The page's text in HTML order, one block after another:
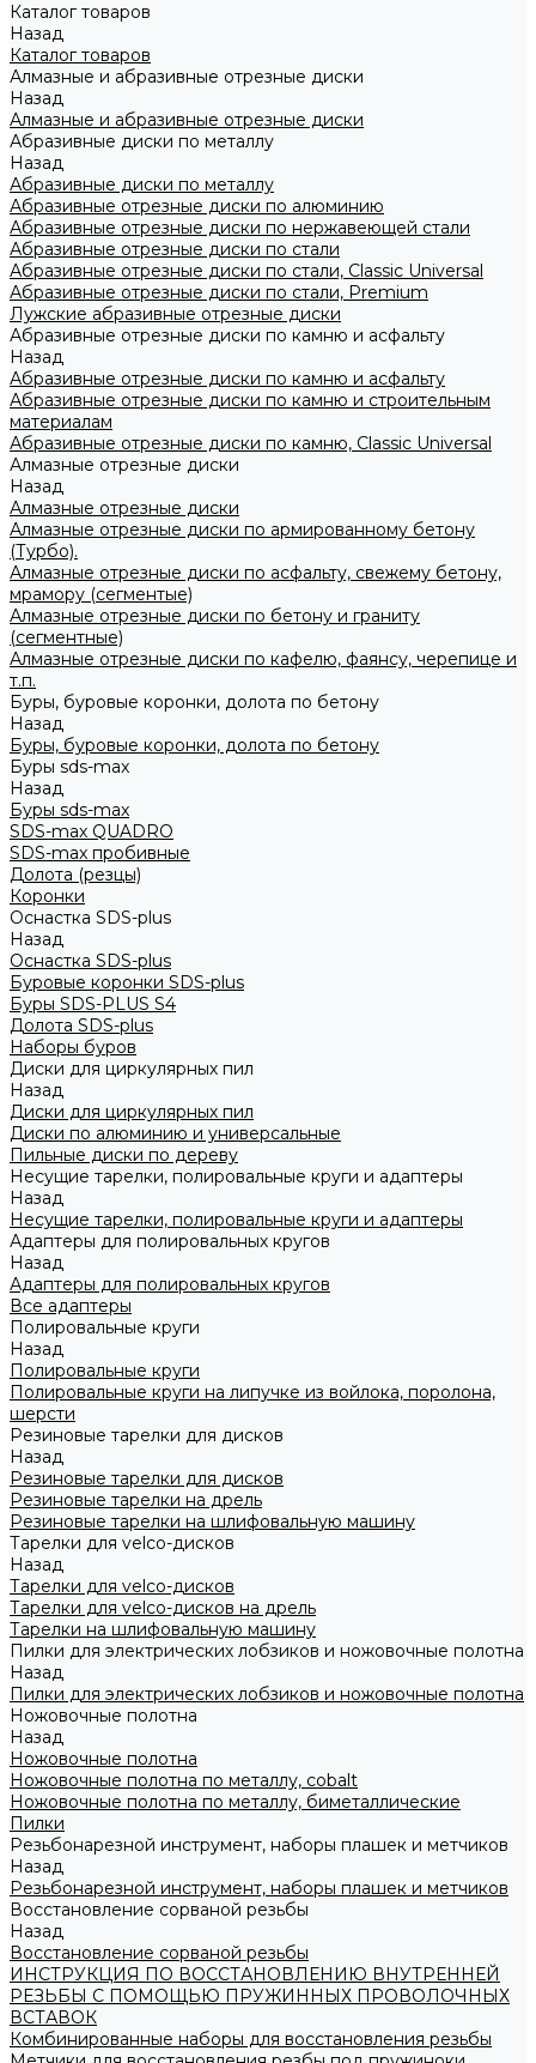
Каталог товаров
Назад
Каталог товаров
Алмазные и абразивные отрезные диски
Назад
Алмазные и абразивные отрезные диски
Абразивные диски по металлу
Назад
Абразивные диски по металлу
Абразивные отрезные диски по алюминию
Абразивные отрезные диски по нержавеющей стали
Абразивные отрезные диски по стали
Абразивные отрезные диски по стали, Classic Universal
Абразивные отрезные диски по стали, Premium
Лужские абразивные отрезные диски
Абразивные отрезные диски по камню и асфальту
Назад
Абразивные отрезные диски по камню и асфальту
Абразивные отрезные диски по камню и строительным
материалам
Абразивные отрезные диски по камню, Classic Universal
Алмазные отрезные диски
Назад
Алмазные отрезные диски
Алмазные отрезные диски по армированному бетону
(Турбо).
Алмазные отрезные диски по асфальту, свежему бетону,
мрамору (сегментые)
Алмазные отрезные диски по бетону и граниту
(сегментные)
Алмазные отрезные диски по кафелю, фаянсу, черепице и
т.п.
Буры, буровые коронки, долота по бетону
Назад
Буры, буровые коронки, долота по бетону
Буры sds-max
Назад
Буры sds-max
SDS-max QUADRO
SDS-max пробивные
Долота (резцы)
Коронки
Оснастка SDS-plus
Назад
Оснастка SDS-plus
Буровые коронки SDS-plus
Буры SDS-PLUS S4
Долота SDS-plus
Наборы буров
Диски для циркулярных пил
Назад
Диски для циркулярных пил
Диски по алюминию и универсальные
Пильные диски по дереву
Несущие тарелки, полировальные круги и адаптеры
Назад
Несущие тарелки, полировальные круги и адаптеры
Адаптеры для полировальных кругов
Назад
Адаптеры для полировальных кругов
Все адаптеры
Полировальные круги
Назад
Полировальные круги
Полировальные круги на липучке из войлока, поролона,
шерсти
Резиновые тарелки для дисков
Назад
Резиновые тарелки для дисков
Резиновые тарелки на дрель
Резиновые тарелки на шлифовальную машину
Тарелки для velco-дисков
Назад
Тарелки для velco-дисков
Тарелки для velco-дисков на дрель
Тарелки на шлифовальную машину
Пилки для электрических лобзиков и ножовочные полотна
Назад
Пилки для электрических лобзиков и ножовочные полотна
Ножовочные полотна
Назад
Ножовочные полотна
Ножовочные полотна по металлу, cobalt
Ножовочные полотна по металлу, биметаллические
Пилки
Резьбонарезной инструмент, наборы плашек и метчиков
Назад
Резьбонарезной инструмент, наборы плашек и метчиков
Восстановление сорваной резьбы
Назад
Восстановление сорваной резьбы
ИНСТРУКЦИЯ ПО ВОССТАНОВЛЕНИЮ ВНУТРЕННЕЙ
РЕЗЬБЫ С ПОМОЩЬЮ ПРУЖИННЫХ ПРОВОЛОЧНЫХ
ВСТАВОК
Комбинированные наборы для восстановления резьбы